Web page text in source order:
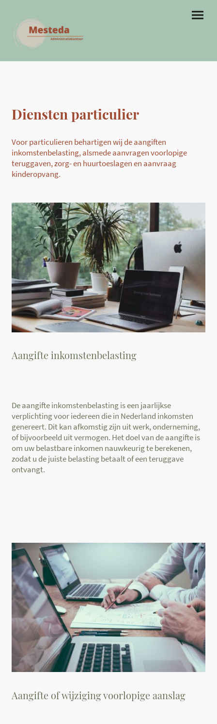
Diensten particulier
Voor particulieren behartigen wij de aangiften
inkomstenbelasting, alsmede aanvragen voorlopige
teruggaven, zorg- en huurtoeslagen en aanvraag
kinderopvang.
Aangifte inkomstenbelasting
De aangifte inkomstenbelasting is een jaarlijkse
verplichting voor iedereen die in Nederland inkomsten
genereert. Dit kan afkomstig zijn uit werk, onderneming,
of bijvoorbeeld uit vermogen. Het doel van de aangifte is
om uw belastbare inkomen nauwkeurig te berekenen,
zodat u de juiste belasting betaalt of een teruggave
ontvangt.
Aangifte of wijziging voorlopige aanslag